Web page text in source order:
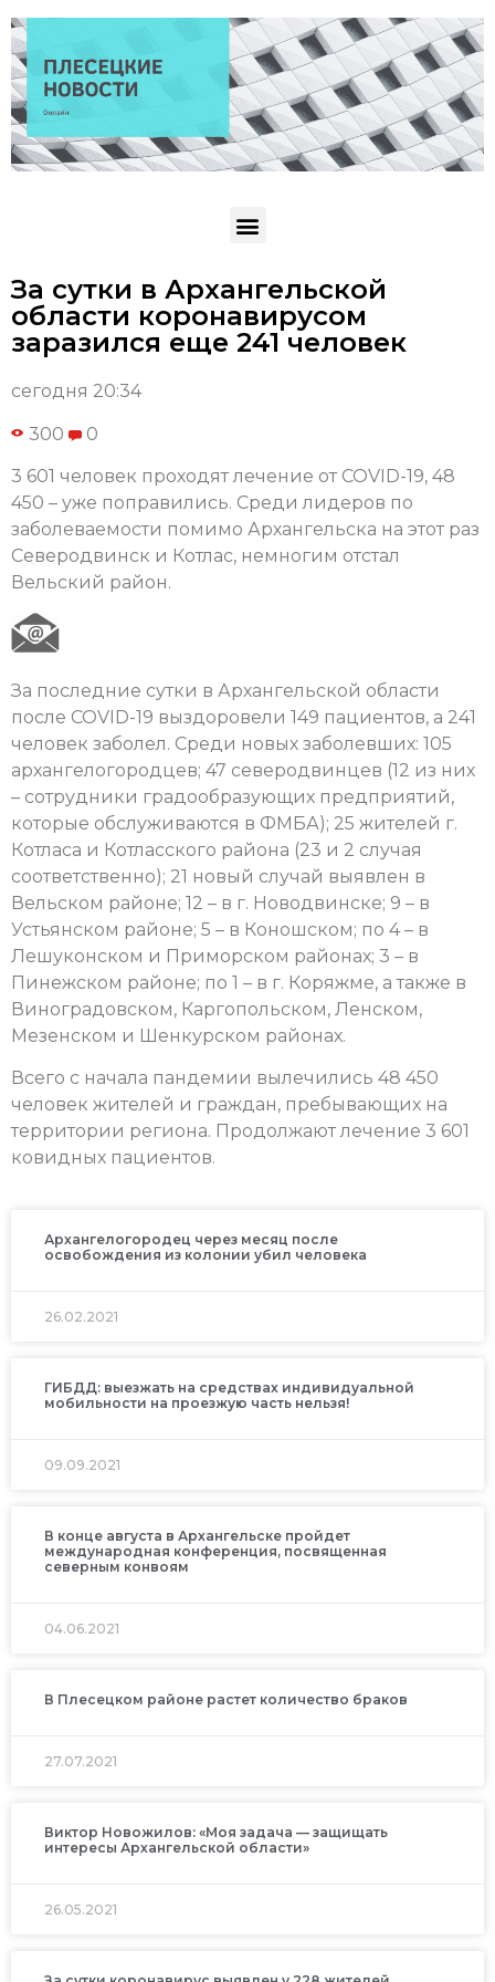
За сутки в Архангельской
области коронавирусом
заразился еще 241 человек
сегодня 20:34
300 0
3 601 человек проходят лечение от COVID-19, 48
450 – уже поправились. Среди лидеров по
заболеваемости помимо Архангельска на этот раз
Северодвинск и Котлас, немногим отстал
Вельский район.
За последние сутки в Архангельской области
после COVID-19 выздоровели 149 пациентов, а 241
человек заболел. Среди новых заболевших: 105
архангелогородцев; 47 северодвинцев (12 из них
– сотрудники градообразующих предприятий,
которые обслуживаются в ФМБА); 25 жителей г.
Котласа и Котласского района (23 и 2 случая
соответственно); 21 новый случай выявлен в
Вельском районе; 12 – в г. Новодвинске; 9 – в
Устьянском районе; 5 – в Коношском; по 4 – в
Лешуконском и Приморском районах; 3 – в
Пинежском районе; по 1 – в г. Коряжме, а также в
Виноградовском, Каргопольском, Ленском,
Мезенском и Шенкурском районах.
Всего с начала пандемии вылечились 48 450
человек жителей и граждан, пребывающих на
территории региона. Продолжают лечение 3 601
ковидных пациентов.
Архангелогородец через месяц после
освобождения из колонии убил человека
26.02.2021
ГИБДД: выезжать на средствах индивидуальной
мобильности на проезжую часть нельзя!
09.09.2021
В конце августа в Архангельске пройдет
международная конференция, посвященная
северным конвоям
04.06.2021
В Плесецком районе растет количество браков
27.07.2021
Виктор Новожилов: «Моя задача — защищать
интересы Архангельской области»
26.05.2021